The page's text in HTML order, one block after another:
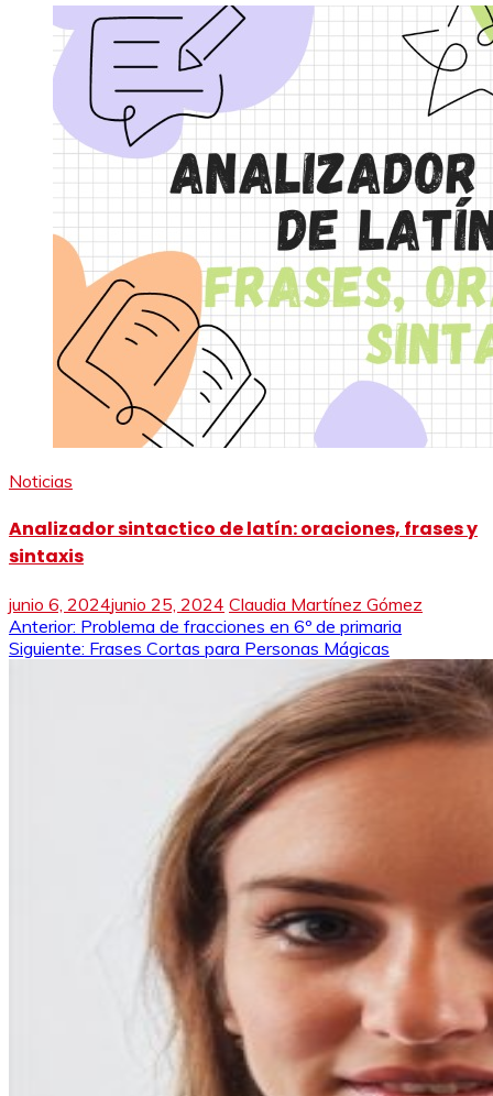
Noticias
Analizador sintactico de latín: oraciones, frases y
sintaxis
junio 6, 2024junio 25, 2024 Claudia Martínez Gómez
Navegación
Anterior: Problema de fracciones en 6º de primaria
Siguiente: Frases Cortas para Personas Mágicas